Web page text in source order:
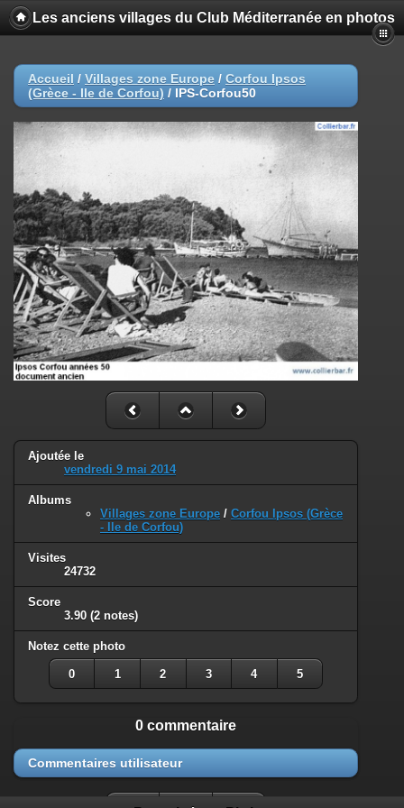
Les anciens villages du Club Méditerranée en photos
Accueil / Villages zone Europe / Corfou Ipsos
(Grèce - Ile de Corfou) / IPS-Corfou50
Ajoutée le
vendredi 9 mai 2014
Albums
Villages zone Europe / Corfou Ipsos (Grèce
- Ile de Corfou)
Visites
24732
Score
3.90 (2 notes)
Notez cette photo
0 1 2 3 4 5
0 commentaire
Commentaires utilisateur